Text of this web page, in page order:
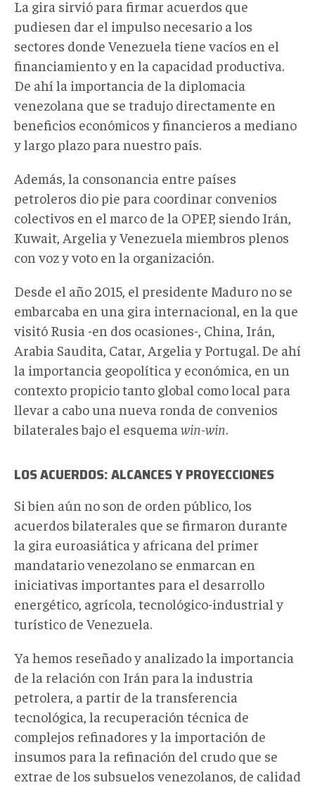
La gira sirvió para firmar acuerdos que
pudiesen dar el impulso necesario a los
sectores donde Venezuela tiene vacíos en el
financiamiento y en la capacidad productiva.
De ahí la importancia de la diplomacia
venezolana que se tradujo directamente en
beneficios económicos y financieros a mediano
y largo plazo para nuestro país.
Además, la consonancia entre países
petroleros dio pie para coordinar convenios
colectivos en el marco de la OPEP, siendo Irán,
Kuwait, Argelia y Venezuela miembros plenos
con voz y voto en la organización.
Desde el año 2015, el presidente Maduro no se
embarcaba en una gira internacional, en la que
visitó Rusia -en dos ocasiones-, China, Irán,
Arabia Saudita, Catar, Argelia y Portugal. De ahí
la importancia geopolítica y económica, en un
contexto propicio tanto global como local para
llevar a cabo una nueva ronda de convenios
bilaterales bajo el esquema win-win.
LOS ACUERDOS: ALCANCES Y PROYECCIONES
Si bien aún no son de orden público, los
acuerdos bilaterales que se firmaron durante
la gira euroasiática y africana del primer
mandatario venezolano se enmarcan en
iniciativas importantes para el desarrollo
energético, agrícola, tecnológico-industrial y
turístico de Venezuela.
Ya hemos reseñado y analizado la importancia
de la relación con Irán para la industria
petrolera, a partir de la transferencia
tecnológica, la recuperación técnica de
complejos refinadores y la importación de
insumos para la refinación del crudo que se
extrae de los subsuelos venezolanos, de calidad